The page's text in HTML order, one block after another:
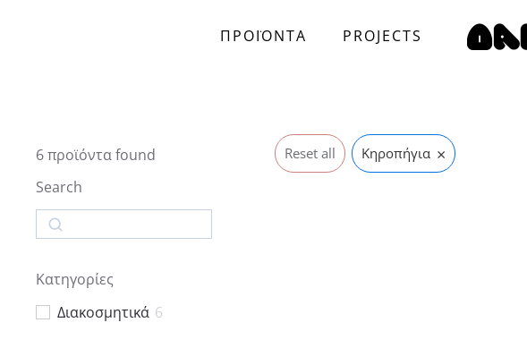
ΠΡΟΪΟΝΤΑ PROJECTS
6προϊόντα found
Search
Search
Κατηγορίες
Διακοσμητικά 6
Reset all Κηροπήγια ×